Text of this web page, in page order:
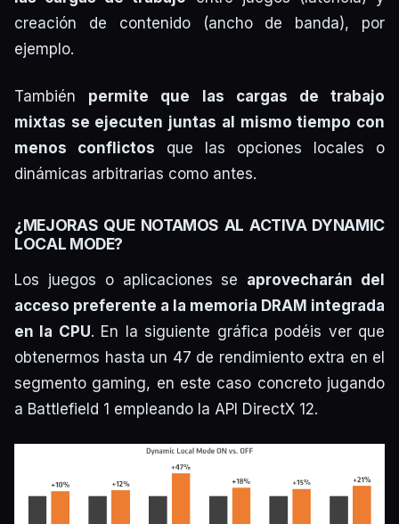
creación de contenido (ancho de banda), por
ejemplo.
También permite que las cargas de trabajo
mixtas se ejecuten juntas al mismo tiempo con
menos conflictos que las opciones locales o
dinámicas arbitrarias como antes.
¿MEJORAS QUE NOTAMOS AL ACTIVA DYNAMIC
LOCAL MODE?
Los juegos o aplicaciones se aprovecharán del
acceso preferente a la memoria DRAM integrada
en la CPU. En la siguiente gráfica podéis ver que
obtenermos hasta un 47 de rendimiento extra en el
segmento gaming, en este caso concreto jugando
a Battlefield 1 empleando la API DirectX 12.